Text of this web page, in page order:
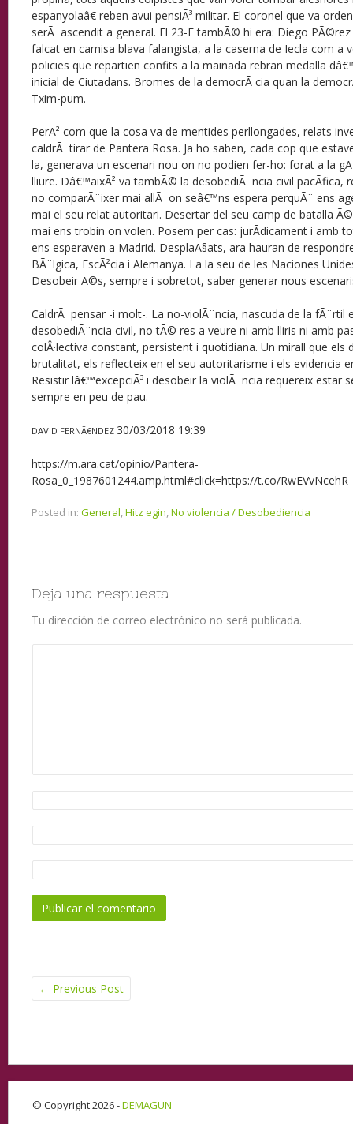
espanyolaâ€ reben avui pensiÃ³ militar. El coronel que va
serÃ ascendit a general. El 23-F tambÃ© hi era: Diego
falcat en camisa blava falangista, a la caserna de Iecla com a
policies que repartien confits a la mainada rebran medalla
inicial de Ciutadans. Bromes de la democrÃ cia quan la
Txim-pum.
PerÃ² com que la cosa va de mentides perllongades, relats
caldrÃ tirar de Pantera Rosa. Ja ho saben, cada cop que
la, generava un escenari nou on no podien fer-ho: forat a la
lliure. Dâ€™aixÃ² va tambÃ© la desobediÃ¨ncia civil pacÃ­fica,
no comparÃ¨ixer mai allÃ on seâ€™ns espera perquÃ¨ ens
mai el seu relat autoritari. Desertar del seu camp de batalla
mai ens trobin on volen. Posem per cas: jurÃ­dicament i amb
ens esperaven a Madrid. DesplaÃ§ats, ara hauran de
BÃ¨lgica, EscÃ²cia i Alemanya. I a la seu de les Naciones
Desobeir Ã©s, sempre i sobretot, saber generar nous
CaldrÃ pensar -i molt-. La no-violÃ¨ncia, nascuda de la fÃ¨rtil
desobediÃ¨ncia civil, no tÃ© res a veure ni amb lliris ni amb
colÂ·lectiva constant, persistent i quotidiana. Un mirall que els
brutalitat, els reflecteix en el seu autoritarisme i els evidencia
Resistir lâ€™excepciÃ³ i desobeir la violÃ¨ncia requereix estar
sempre en peu de pau.
DAVID FERNÃ€NDEZ 30/03/2018 19:39
https://m.ara.cat/opinio/Pantera-
Rosa_0_1987601244.amp.html#click=https://t.co/RwEVvNcehR
Posted in: General,Hitz egin,No violencia / Desobediencia
Deja una respuesta
Tu dirección de correo electrónico no será publicada.
← Previous Post
© Copyright 2026 -DEMAGUN